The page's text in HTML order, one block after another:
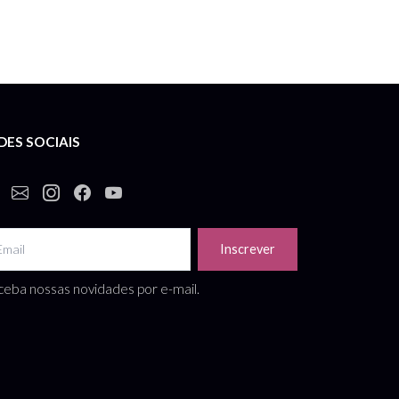
SOCIAIS
Inscrever
nossas novidades por e-mail.